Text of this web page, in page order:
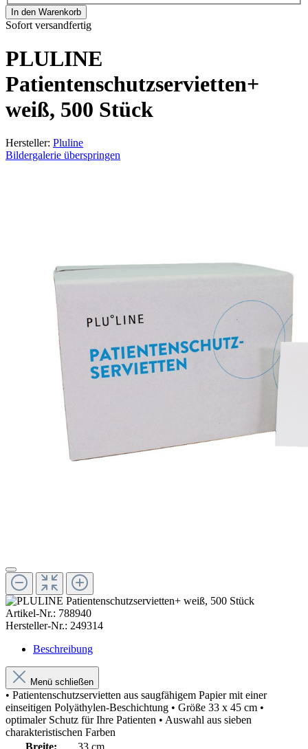
In den Warenkorb
Sofort versandfertig
PLULINE
Patientenschutzservietten+
weiß, 500 Stück
Hersteller: Pluline
Bildergalerie überspringen
Artikel-Nr.: 788940
Hersteller-Nr.: 249314
Beschreibung
Menü schließen
• Patientenschutzservietten aus saugfähigem Papier mit einer
einseitigen Polyäthylen-Beschichtung • Größe 33 x 45 cm •
optimaler Schutz für Ihre Patienten • Auswahl aus sieben
charakteristischen Farben